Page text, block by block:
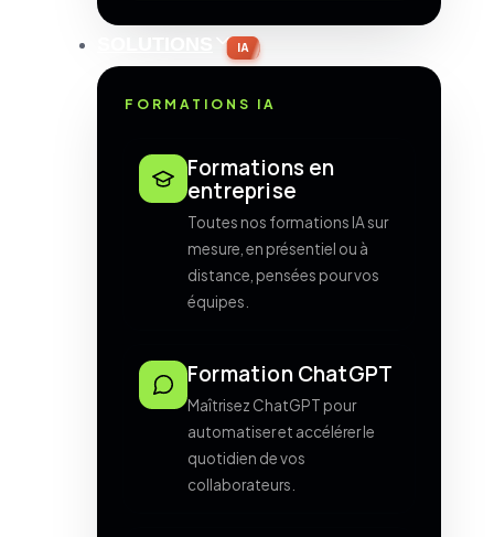
IA
FORMATIONS IA
Formations en
entreprise
Toutes nos formations IA sur
mesure, en présentiel ou à
distance, pensées pour vos
équipes.
Formation ChatGPT
Maîtrisez ChatGPT pour
automatiser et accélérer le
quotidien de vos
collaborateurs.